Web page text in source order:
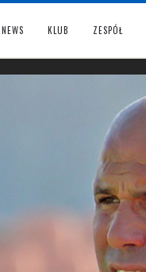
NEWS KLUB ZESPÓŁ